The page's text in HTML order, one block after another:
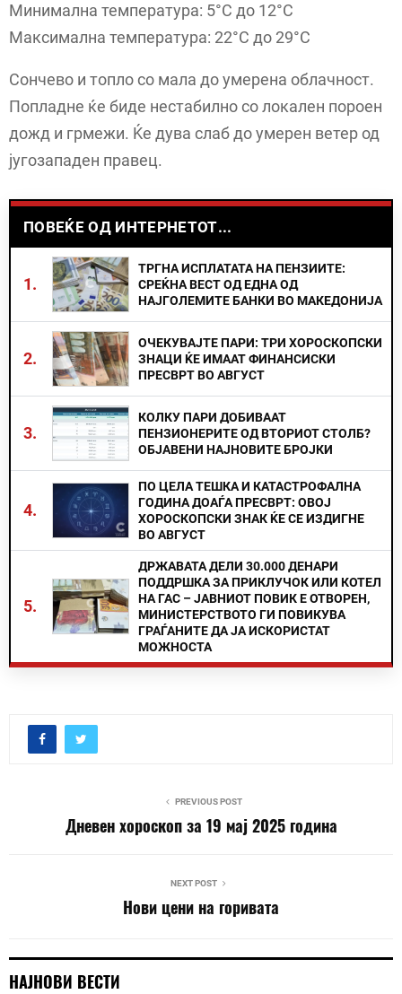
Минимална температура: 5°C до 12°C
Максимална температура: 22°C до 29°C
Сончево и топло со мала до умерена облачност.
Попладне ќе биде нестабилно со локален пороен
дожд и грмежи. Ќе дува слаб до умерен ветер од
југозападен правец.
ПОВЕЌЕ ОД ИНТЕРНЕТОТ...
1.
ТРГНА ИСПЛАТАТА НА ПЕНЗИИТЕ:
СРЕЌНА ВЕСТ ОД ЕДНА ОД
НАЈГОЛЕМИТЕ БАНКИ ВО МАКЕДОНИЈА
2.
ОЧЕКУВАЈТЕ ПАРИ: ТРИ ХОРОСКОПСКИ
ЗНАЦИ ЌЕ ИМААТ ФИНАНСИСКИ
ПРЕСВРТ ВО АВГУСТ
3.
КОЛКУ ПАРИ ДОБИВААТ
ПЕНЗИОНЕРИТЕ ОД ВТОРИОТ СТОЛБ?
ОБЈАВЕНИ НАЈНОВИТЕ БРОЈКИ
4.
ПО ЦЕЛА ТЕШКА И КАТАСТРОФАЛНА
ГОДИНА ДОАЃА ПРЕСВРТ: ОВОЈ
ХОРОСКОПСКИ ЗНАК ЌЕ СЕ ИЗДИГНЕ
ВО АВГУСТ
5.
ДРЖАВАТА ДЕЛИ 30.000 ДЕНАРИ
ПОДДРШКА ЗА ПРИКЛУЧОК ИЛИ КОТЕЛ
НА ГАС – ЈАВНИОТ ПОВИК Е ОТВОРЕН,
МИНИСТЕРСТВОТО ГИ ПОВИКУВА
ГРАЃАНИТЕ ДА ЈА ИСКОРИСТАТ
МОЖНОСТА
PREVIOUS POST
Дневен хороскоп за 19 мај 2025 година
NEXT POST
Нови цени на горивата
НАЈНОВИ ВЕСТИ